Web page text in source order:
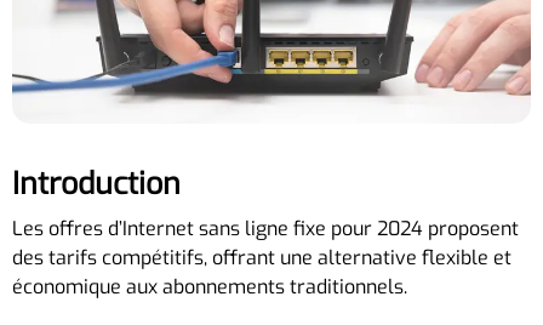
Introduction
Les offres d’Internet sans ligne fixe pour 2024 proposent
des tarifs compétitifs, offrant une alternative flexible et
économique aux abonnements traditionnels.